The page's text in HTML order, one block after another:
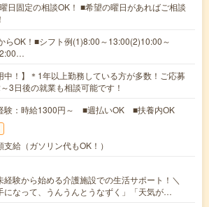
日固定の相談OK！ ■希望の曜日があればご相談
らOK！■シフト例(1)8:00～13:00(2)10:00～
中！】＊1年以上勤務している方が多数！ご応募
3日後の就業も相談可能です！
験：時給1300円～ ■週払いOK ■扶養内OK
支給（ガソリン代もOK！）
経験から始める介護施設での生活サポート！＼
になって、うんうんとうなずく」「天気が…